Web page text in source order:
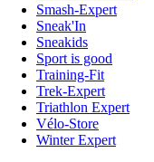
Smash-Expert
Sneak'In
Sneakids
Sport is good
Training-Fit
Trek-Expert
Triathlon Expert
Vélo-Store
Winter Expert